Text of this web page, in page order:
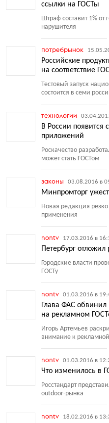
ссылки на ГОСТы
Штраф составит 1%
нарушителя
потребрынок
Российские
на соответствие
Тестовый запуск
состоится в семи
технологии
В России появится
приложений
Роскачество
может стать ГОСТом
законы 03.08.2016 в
Минпромторг
Новая редакция резко
применения
nontv 17.03.2016 в
Петербург
Городские власти
ГОСТу
nontv 01.03.2016 в
Глава ФАС
на рекламном
Игорь Артемьев
внимание к
nontv 01.03.2016 в
Что изменилось в
Росстандарт
outdoor-рынка
nontv 18.02.2016 в